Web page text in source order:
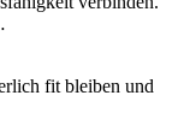
fit bleiben und